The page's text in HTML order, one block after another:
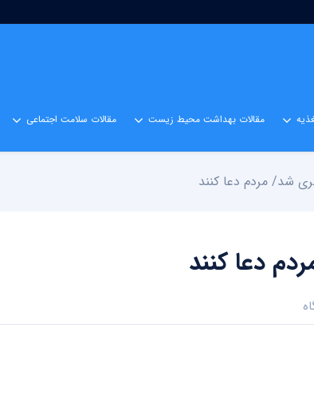
مقالات بهداشت محیط زیست مقالات سلامت اجتماعی
شد/ مردم دعا کنند
دعا کنند